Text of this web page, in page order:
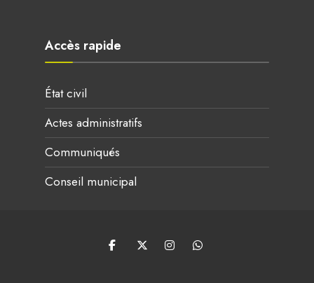
Accès rapide
État civil
Actes administratifs
Communiqués
Conseil municipal